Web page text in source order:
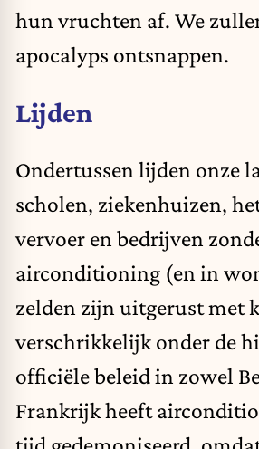
hun vruchten af. We
apocalyps ontsnappen.
Lijden
Ondertussen lijden onze
scholen, ziekenhuizen,
vervoer en bedrijven
airconditioning (en in
zelden zijn uitgerust met
verschrikkelijk onder de
officiële beleid in zowel
Frankrijk heeft